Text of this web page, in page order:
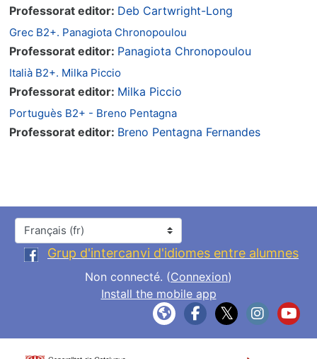
Professorat editor: Deb Cartwright-Long
Grec B2+. Panagiota Chronopoulou
Professorat editor: Panagiota Chronopoulou
Italià B2+. Milka Piccio
Professorat editor: Milka Piccio
Portuguès B2+ - Breno Pentagna
Professorat editor: Breno Pentagna Fernandes
Langue
Grup d'intercanvi d'idiomes entre alumnes
Non connecté. (Connexion)
Install the mobile app